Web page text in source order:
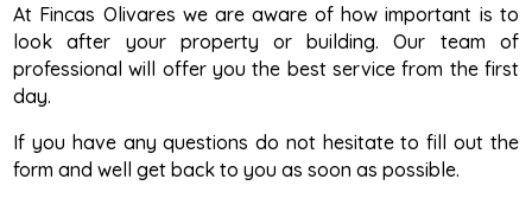
At Fincas Olivares we are aware of how important is to
look after your property or building. Our team of
professional will offer you the best service from the first
day.
If you have any questions do not hesitate to fill out the
form and well get back to you as soon as possible.